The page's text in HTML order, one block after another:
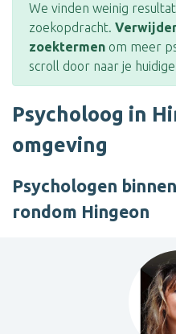
We vinden weinig
zoekopdracht.
zoektermen om meer
scroll door naar je
Psycholoog in
omgeving
Psychologen
rondom Hingeon